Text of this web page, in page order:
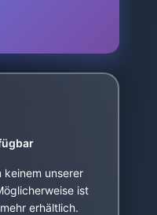
unserer
ist
erhältlich.